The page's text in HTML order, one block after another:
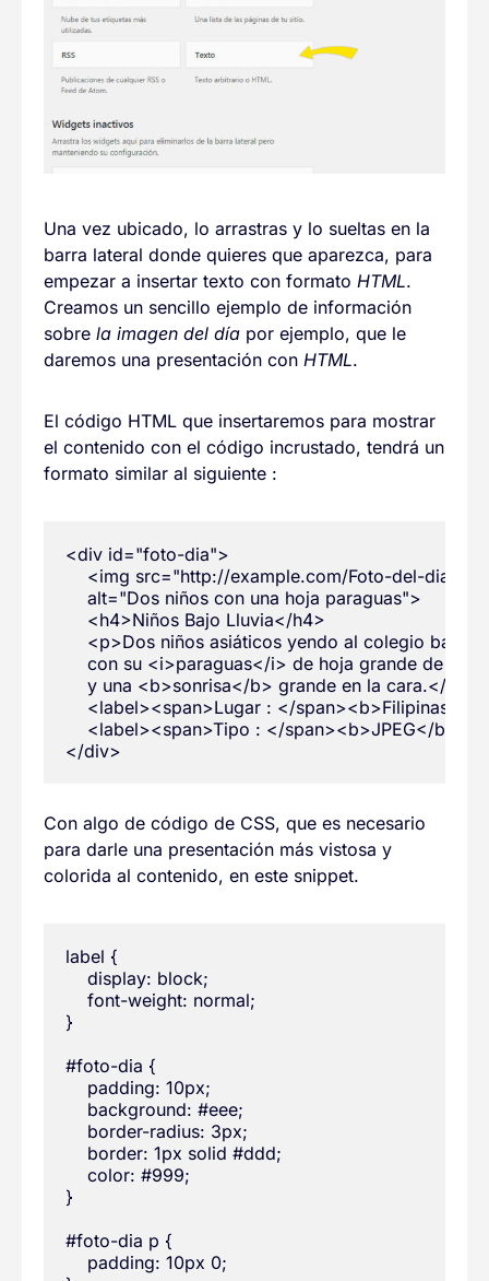
Una vez ubicado, lo arrastras y lo sueltas en la
barra lateral donde quieres que aparezca, para
empezar a insertar texto con formatoHTML.
Creamos un sencillo ejemplo de información
sobrela imagen del día por ejemplo, que le
daremos una presentación conHTML.
El código HTML que insertaremos para mostrar
el contenido con el código incrustado, tendrá un
formato similar al siguiente :
<div id="foto-dia">
    <img src="http://example.com/Foto-del-dia.jpg"
    alt="Dos niños con una hoja paraguas">
    <h4>Niños Bajo Lluvia</h4>
<p>Dos niños asiáticos yendo al colegio bajo
con su <i>paraguas</i> de hoja grande de
    y una <b>sonrisa</b> grande en la cara.</p>
<label><span>Lugar : </span><b>Filipinas</
<label><span>Tipo : </span><b>JPEG</b></
Con algo de código de CSS, que es necesario
para darle una presentación más vistosa y
colorida al contenido, en este snippet.
label {
    display: block;
    font-weight: normal;
}
#foto-dia {
    padding: 10px;
    background: #eee;
    border-radius: 3px;
    border: 1px solid #ddd;
    color: #999;
}
#foto-dia p {
    padding: 10px 0;